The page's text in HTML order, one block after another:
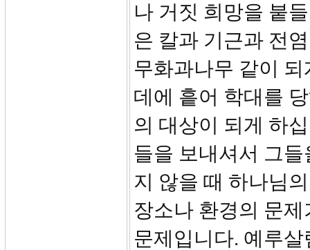
나 거짓 희망을 붙
은 칼과 기근과 전
무화과나무 같이
데에 흩어 학대를
의 대상이 되게 하
들을 보내셔서 그
지 않을 때 하나님
장소나 환경의 문
문제입니다. 예루